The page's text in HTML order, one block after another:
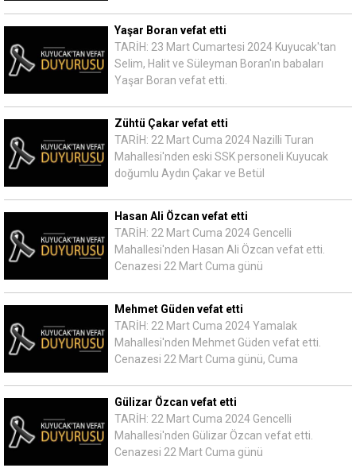
Yaşar Boran vefat etti
TARİH: 23 Mart Cumartesi 2024 Kuyucak'tan
Selim, Halit ve Süleyman Boran'ın babaları
Yaşar Boran vefat etti.
Zühtü Çakar vefat etti
TARİH: 22 Mart Cuma 2024 Nazilli Turan
Mahallesi'nden eski SSK personeli Kuyucak
doğumlu Aydın Çakar ve Betül
Hasan Ali Özcan vefat etti
TARİH: 22 Mart Cuma 2024 Gencelli
Mahallesi'nden Hasan Ali Özcan vefat etti.
Cenazesi 22 Mart Cuma günü
Mehmet Güden vefat etti
TARİH: 22 Mart Cuma 2024 Yamalak
Mahallesi'nden Mehmet Güden vefat etti.
Cenazesi 22 Mart Cuma günü, Cuma
Gülizar Özcan vefat etti
TARİH: 22 Mart Cuma 2024 Gencelli
Mahallesi'nden Gülizar Özcan vefat etti.
Cenazesi 22 Mart Cuma günü